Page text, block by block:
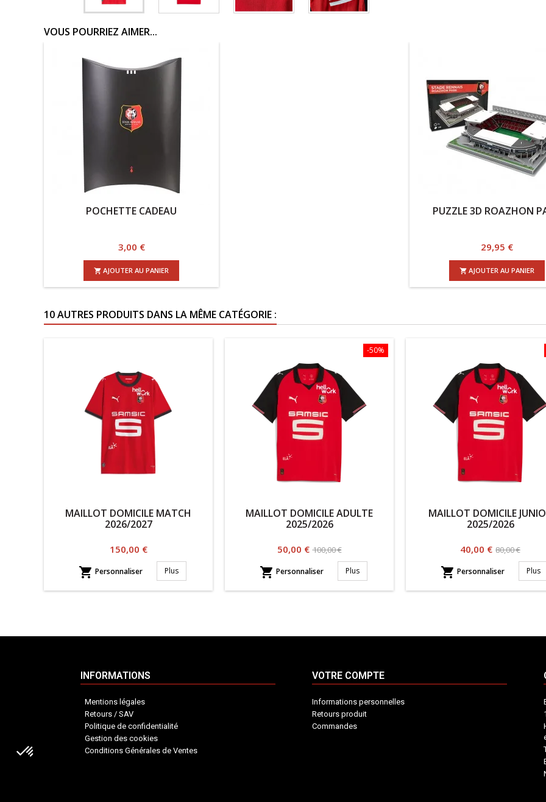
VOUS POURRIEZ AIMER...
POCHETTE CADEAU
Prix
3,00 €
 AJOUTER AU PANIER
PUZZLE 3D ROAZHON
Prix
29,95 €
 AJOUTER AU PANIER
10 AUTRES PRODUITS DANS LA MÊME CATÉGORIE :
MAILLOT DOMICILE MATCH
2026/2027
Prix
150,00 €
 Personnaliser Plus
-50%
MAILLOT DOMICILE ADULTE
2025/2026
Prix
50,00 € Prix
habituel
100,00 €
 Personnaliser Plus
MAILLOT DOMICILE
2025/2026
Prix
40,00 € Prix
habituel
80,00 €
 Personnaliser Plus
INFORMATIONS
Mentions légales
Retours / SAV
Politique de confidentialité
Gestion des cookies
Conditions Générales de Ventes
VOTRE COMPTE
Informations personnelles
Retours produit
Commandes